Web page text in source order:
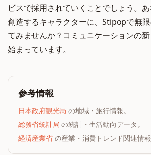
ビスで採用されていくことでしょう。
創造するキャラクターに、Stipopで無限
てみませんか？コミュニケーションの
始まっています。
参考情報
日本政府観光局 の地域・旅行情報。
総務省統計局 の統計・生活動向データ。
経済産業省 の産業・消費トレンド関連情報